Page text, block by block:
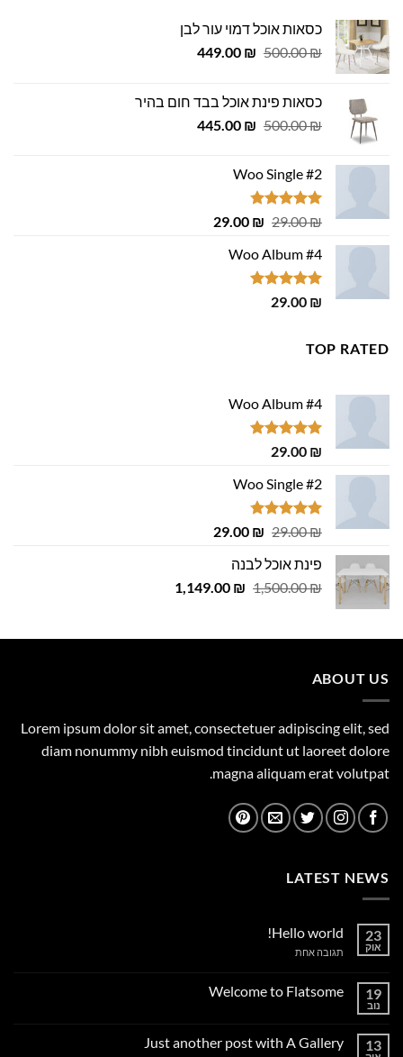
כסאות אוכל דמוי עור לבן
500.00₪
המחיר
500.00 ₪.
449.00 ₪
המחיר
449.00 ₪.
כסאות פינת אוכל בבד חום בהיר
500.00₪
המחיר
500.00 ₪.
445.00 ₪
המחיר
Woo Single #2
דורג4.75
29.00₪
המחיר
היה:
29.00 ₪.
29.00 ₪
המחיר
Woo Album #4
דורג5.00
29.00 ₪
TOP RATED
Woo Album #4
דורג5.00
29.00 ₪
Woo Single #2
דורג4.75
29.00₪
המחיר
היה:
29.00 ₪.
29.00 ₪
המחיר
29.00 ₪.
פינת אוכל לבנה
1,500.00₪
המחיר
1,500.00 ₪.
1,149.00 ₪
המחיר
1,149.00 ₪.
ABOUT US
Lorem ipsum dolor sit amet, consectetuer adipiscing elit, sed
diam nonummy nibh euismod tincidunt ut laoreet dolore
magna aliquam erat volutpat.
LATEST NEWS
23
אוק
Hello world!
תגובה אחתעל
19
נוב
Welcome to Flatsome
Welcome
13
Just another post with A Gallery